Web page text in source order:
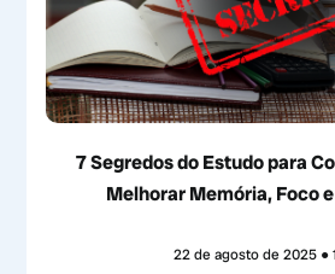
7 Segredos do Estudo para
Melhorar Memória, Foco
22 de agosto de 2025